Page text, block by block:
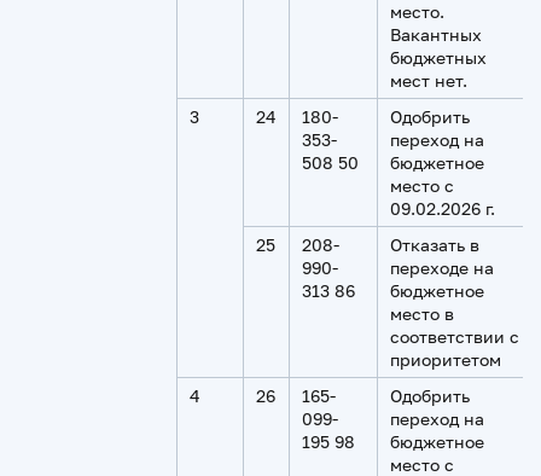
место.
Вакантных
бюджетных
мест нет.
3
24
180-
353-
508 50
Одобрить
переход на
бюджетное
место с
09.02.2026 г.
25
208-
990-
313 86
Отказать в
переходе на
бюджетное
место в
соответствии с
приоритетом
4
26
165-
099-
195 98
Одобрить
переход на
бюджетное
место с